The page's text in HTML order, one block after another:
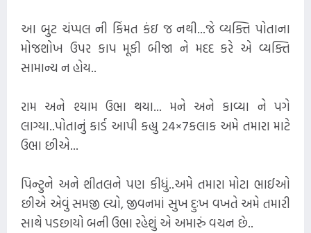
આ બુટ ચંપ્પલ ની કિંમત કંઇ જ નથી...જે વ્યક્તિ પોતાના
મોજશોખ ઉપર કાપ મૂકી બીજા ને મદદ કરે એ વ્યક્તિ
સામાન્ય ન હોય..
રામ અને શ્યામ ઉભા થયા... મને અને કાવ્યા ને પગે
લાગ્યા..પોતાનું કાર્ડ આપી કહ્યુ 24×7કલાક અમે તમારા માટે
ઉભા છીએ...
પિન્ટુને અને શીતલને પણ કીધું..અમે તમારા મોટા ભાઈઓ
છીએ એવું સમજી લ્યો, જીવનમાં સુખ દુઃખ વખતે અમે તમારી
સાથે પડછાયો બની ઉભા રહેશું એ અમારું વચન છે..